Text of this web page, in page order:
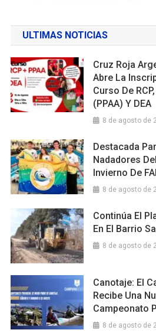
ULTIMAS NOTICIAS
Cruz Roja
Abre La
Curso De
(PPAA) Y DEA
8 de agosto de
Destacada
Nadadores
Invierno De
8 de agosto de
Continúa El
En El Barrio
8 de agosto de
Canotaje: El
Recibe Una
Campeonato
8 de agosto de